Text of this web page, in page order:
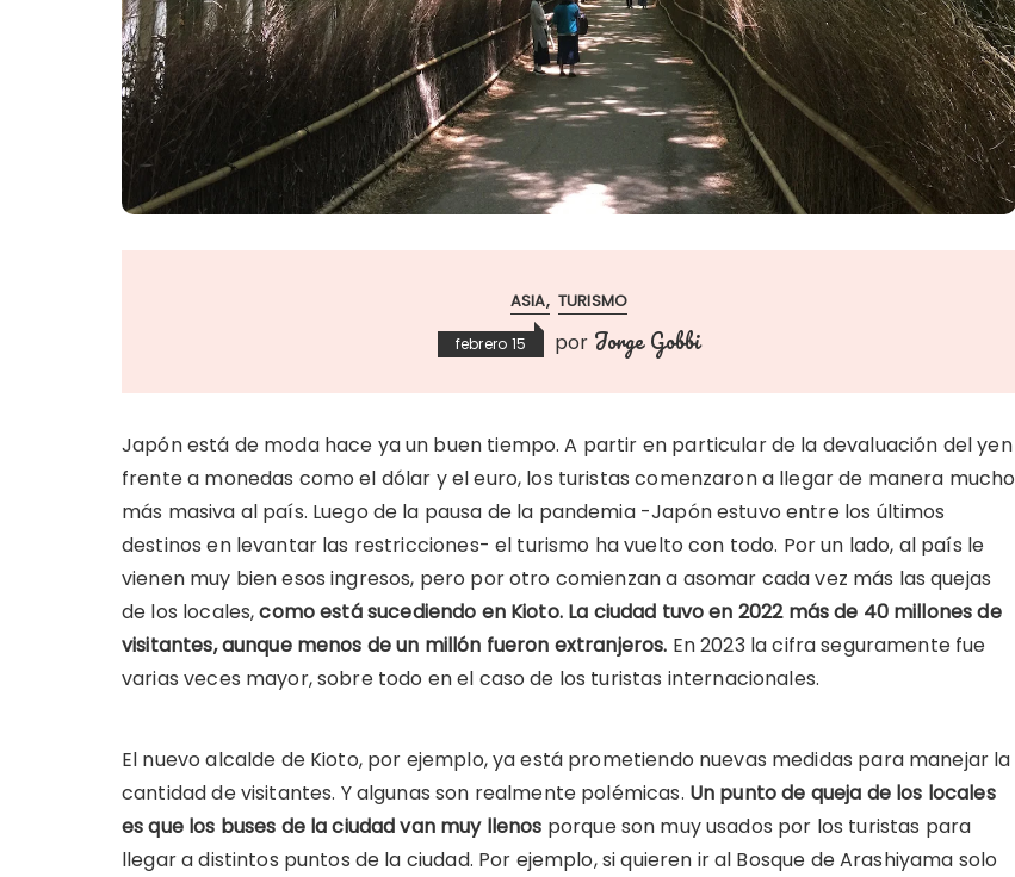
ASIA TURISMO
febrero 15 por Jorge Gobbi
Japón está de moda hace ya un buen tiempo. A partir en particular de la devaluación del yen
frente a monedas como el dólar y el euro, los turistas comenzaron a llegar de manera mucho
más masiva al país. Luego de la pausa de la pandemia -Japón estuvo entre los últimos
destinos en levantar las restricciones- el turismo ha vuelto con todo. Por un lado, al país le
vienen muy bien esos ingresos, pero por otro comienzan a asomar cada vez más las quejas
de los locales,como está sucediendo en Kioto. La ciudad tuvo en 2022 más de 40 millones de
visitantes, aunque menos de un millón fueron extranjeros. En 2023 la cifra seguramente fue
varias veces mayor, sobre todo en el caso de los turistas internacionales.
El nuevo alcalde de Kioto, por ejemplo, ya está prometiendo nuevas medidas para manejar la
cantidad de visitantes. Y algunas son realmente polémicas. Un punto de queja de los locales
es que los buses de la ciudad van muy llenos porque son muy usados por los turistas para
llegar a distintos puntos de la ciudad. Por ejemplo, si quieren ir al Bosque de Arashiyama solo